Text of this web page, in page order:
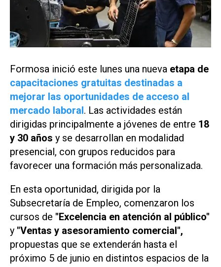
Formosa inició este lunes una nueva etapa de
capacitaciones gratuitas destinadas a
mejorar las oportunidades de acceso al
mercado laboral. Las actividades están
dirigidas principalmente a jóvenes de entre 18
y 30 años y se desarrollan en modalidad
presencial, con grupos reducidos para
favorecer una formación más personalizada.
En esta oportunidad, dirigida por la
Subsecretaría de Empleo, comenzaron los
cursos de "Excelencia en atención al público"
y "Ventas y asesoramiento comercial",
propuestas que se extenderán hasta el
próximo 5 de junio en distintos espacios de la